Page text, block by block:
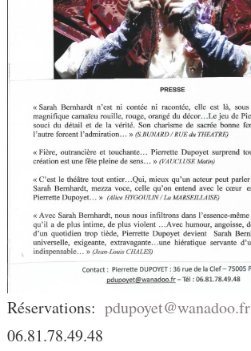
Réservations:pdupoyet@wanadoo.fr
06.81.78.49.48